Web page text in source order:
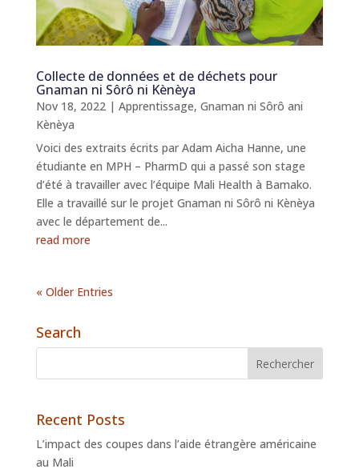
Collecte de données et de déchets pour
Gnaman ni Sôrô ni Kènèya
Nov 18, 2022| Apprentissage, Gnaman ni Sôrô ani
Kènèya
Voici des extraits écrits par Adam Aicha Hanne, une
étudiante en MPH – PharmD qui a passé son stage
d’été à travailler avec l’équipe Mali Health à Bamako.
Elle a travaillé sur le projet Gnaman ni Sôrô ni Kènèya
avec le département de...
read more
« Older Entries
Search
Recent Posts
L’impact des coupes dans l’aide étrangère américaine
au Mali